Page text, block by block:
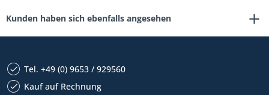
Kunden haben sich ebenfalls angesehen
Tel. +49 (0) 9653 / 929560
Kauf auf Rechnung